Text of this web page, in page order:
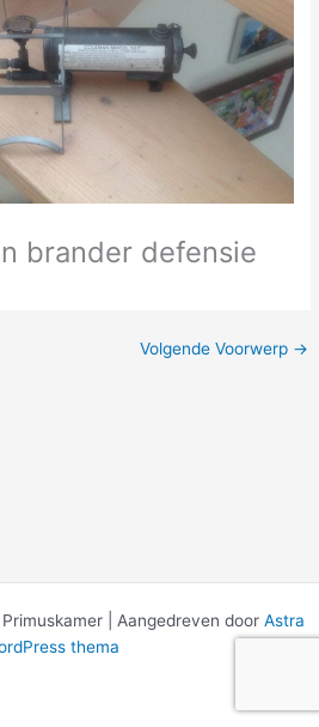
brander defensie
Volgende Voorwerp →
| Aangedreven door Astra
thema